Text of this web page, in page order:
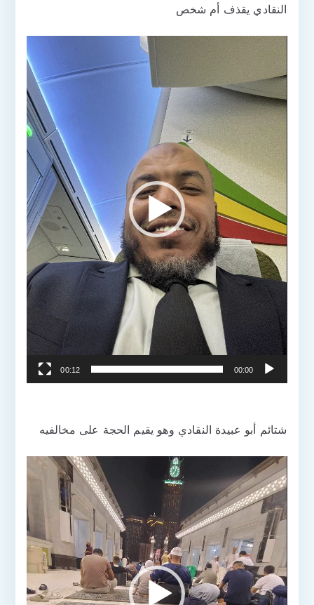
النقادي يقذف أم شخص
مشغل
الفيديو
00:00
00:12
شتائم أبو عبيدة النقادي وهو يقيم الحجة على مخالفيه
مشغل
الفيديو